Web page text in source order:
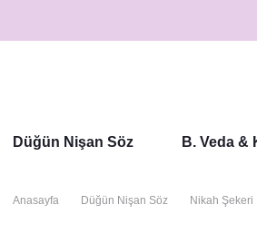
Düğün Nişan Söz B. Veda &
Anasayfa Düğün Nişan Söz Nikah Şekeri